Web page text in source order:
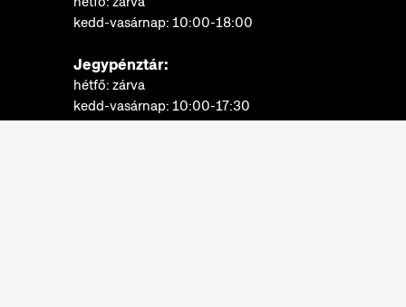
kedd-vasárnap: 10:00-18:00
Jegypénztár:
hétfő: zárva
kedd-vasárnap: 10:00-17:30